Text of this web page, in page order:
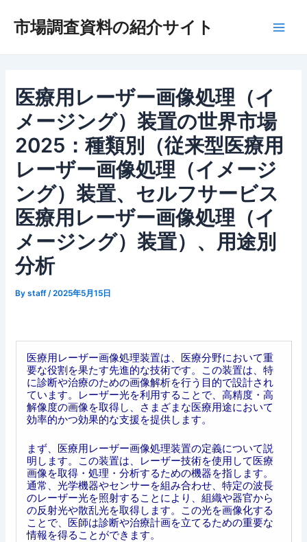
市場調査資料の紹介サイト
医療用レーザー画像処理（イ
メージング）装置の世界市場
2025：種類別（従来型医療用
レーザー画像処理（イメージ
ング）装置、セルフサービス
医療用レーザー画像処理（イ
メージング）装置）、用途別
分析
Bystaff /2025年5月15日
医療用レーザー画像処理装置は、医療分野において重
要な役割を果たす先進的な技術です。この装置は、特
に診断や治療のための画像解析を行う目的で設計され
ています。レーザー光を利用することで、高精度・高
解像度の画像を取得し、さまざまな医療用途において
効率的かつ効果的な支援を提供します。
まず、医療用レーザー画像処理装置の定義について説
明します。この装置は、レーザー技術を使用して医療
画像を取得・処理・分析するための機器を指します。
通常、光学機器やセンサーを組み合わせ、特定の波長
のレーザー光を照射することにより、組織や器官から
の反射光や散乱光を取得します。この光を画像化する
ことで、医師は診断や治療計画を立てるための重要な
情報を得ることができます。